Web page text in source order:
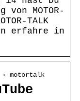
MOTOR-
TALK
erfahre in
› motortalk